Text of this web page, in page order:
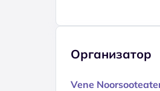
Организатор
Vene